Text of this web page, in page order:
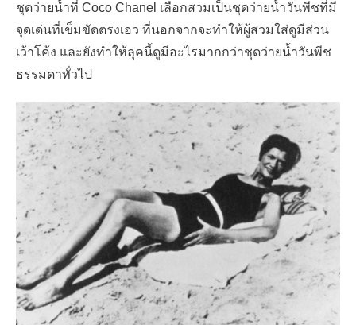
ชุดว่ายน้ำที่ Coco Chanel เลือกสวมเป็นชุดว่ายน้ำวันพีชที่มี
จุดเด่นที่เข็มขัดตรงเอว ที่นอกจากจะทำให้ผู้สวมใส่ดูมีส่วน
เว้าโค้ง และยังทำให้ลุคนี้ดูมีอะไรมากกว่าชุดว่ายน้ำวันพีช
ธรรมดาทั่วไป